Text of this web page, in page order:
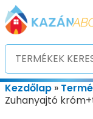
Kezdőlap »
Zuhanyajtó